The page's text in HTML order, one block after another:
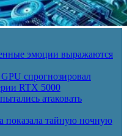
эмоции выражаются
спрогнозировал
RTX 5000
атаковать
показала тайную ночную